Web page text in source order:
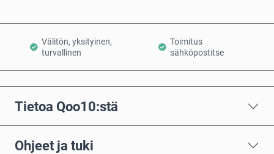
Välitön, yksityinen,
turvallinen
Toimitus
sähköpostitse
Tietoa Qoo10:stä
Ohjeet ja tuki